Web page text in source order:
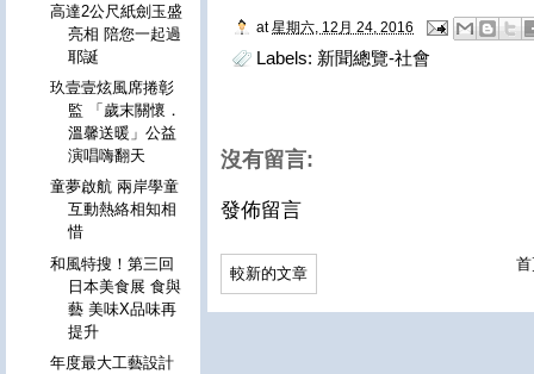
at 星期六, 12月 24, 2016
Labels: 新聞總覽-社會
沒有留言:
發佈留言
較新的文章
高達2公尺紙劍玉盛
亮相 陪您一起過
耶誕
玖壹壹炫風席捲彰
監 「歲末關懷．
溫馨送暖」公益
演唱嗨翻天
童夢啟航 兩岸學童
互動熱絡相知相
惜
和風特搜！第三回
日本美食展 食與
藝 美味X品味再
提升
年度最大工藝設計